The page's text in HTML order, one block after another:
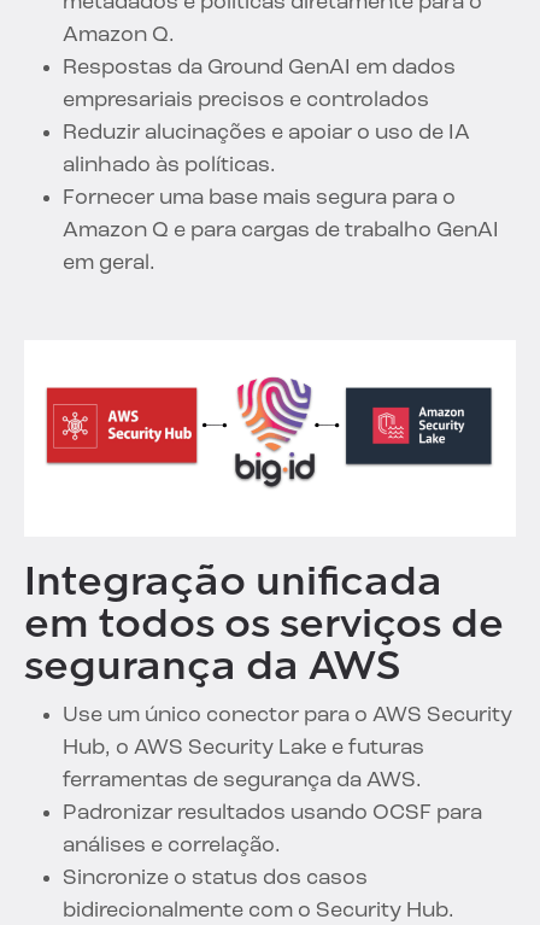
Amazon Q.
Respostas da Ground GenAI em dados
empresariais precisos e controlados
Reduzir alucinações e apoiar o uso de IA
alinhado às políticas.
Fornecer uma base mais segura para o
Amazon Q e para cargas de trabalho GenAI
em geral.
Integração unificada
em todos os serviços de
segurança da AWS
Use um único conector para o AWS Security
Hub, o AWS Security Lake e futuras
ferramentas de segurança da AWS.
Padronizar resultados usando OCSF para
análises e correlação.
Sincronize o status dos casos
bidirecionalmente com o Security Hub.